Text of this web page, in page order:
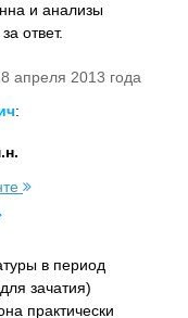
и анализы
ответ.
апреля 2013 года
:
в период
зачатия)
практически